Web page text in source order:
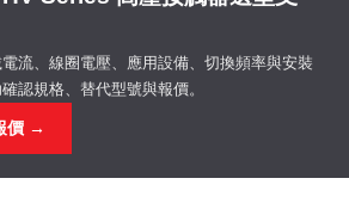
流、線圈電壓、應用設備、切換頻率與安裝
認規格、替代型號與報價。
價 →